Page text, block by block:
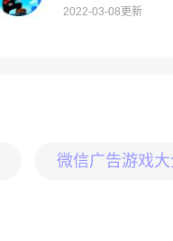
2022-03-08更新
微信广告游戏